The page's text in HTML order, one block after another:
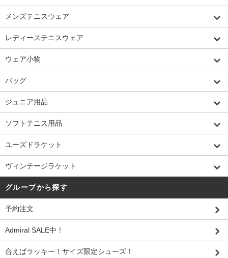
メンズテニスウェア
レディーステニスウェア
ウェア小物
バッグ
ジュニア用品
ソフトテニス用品
ユーズドラケット
ヴィンテージラケット
グループから探す
予約注文
Admiral SALE中！
合えばラッキー！サイズ限定シューズ！